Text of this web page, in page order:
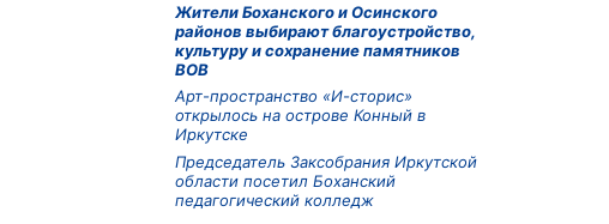
Жители Боханского и Осинского
районов выбирают благоустройство,
культуру и сохранение памятников
ВОВ
Арт-пространство «И-сторис»
открылось на острове Конный в
Иркутске
Председатель Заксобрания Иркутской
области посетил Боханский
педагогический колледж